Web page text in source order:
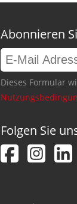
Abonnieren
Dieses Formular
Folgen Sie